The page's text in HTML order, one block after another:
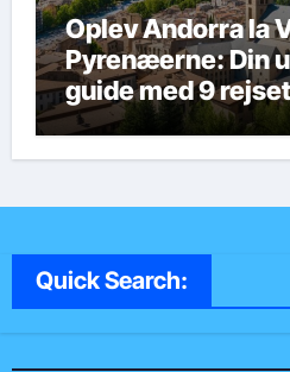
Oplev Andorra la
Pyrenæerne: Din
guide med 9
Quick Search: